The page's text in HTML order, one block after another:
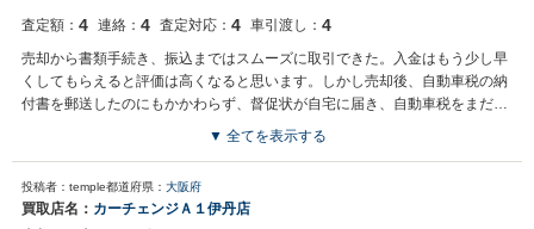
査定額： 4 連絡： 4 査定対応： 4 車引渡し： 4
売却から書類手続き、振込まではスムーズに取引できた。入金はもう少し早
くしてもらえると評価は高くなると思います。しかし売却後、自動車税の納
付書を郵送したのにもかかわらず、督促状が自宅に届き、自動車税をまだ納
付していないことが判明。アフターはやや不満あり。
▼ 全てを表示する
投稿者：temple都道府県： 大阪府
買取店名： カーチェンジＡ１伊丹店